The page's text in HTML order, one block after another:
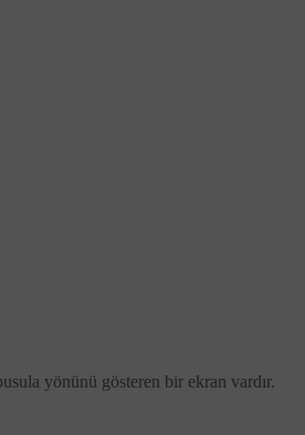
yönünü gösteren bir ekran vardır.